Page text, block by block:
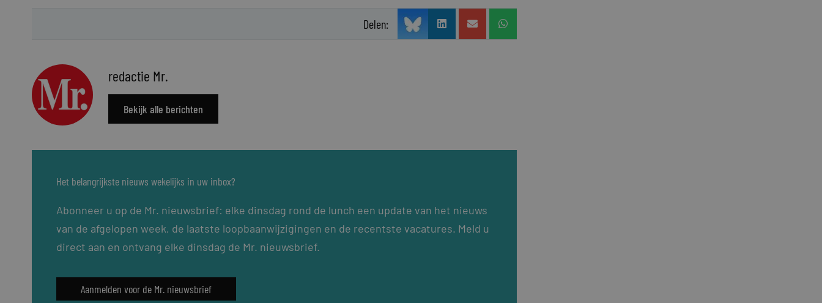
Delen:
redactie Mr.
Bekijk alle berichten
Het belangrijkste nieuws wekelijks in uw inbox?
Abonneer u op de Mr. nieuwsbrief: elke dinsdag rond de lunch een update van het nieuws
van de afgelopen week, de laatste loopbaanwijzigingen en de recentste vacatures. Meld u
direct aan en ontvang elke dinsdag de Mr. nieuwsbrief.
Aanmelden voor de Mr. nieuwsbrief